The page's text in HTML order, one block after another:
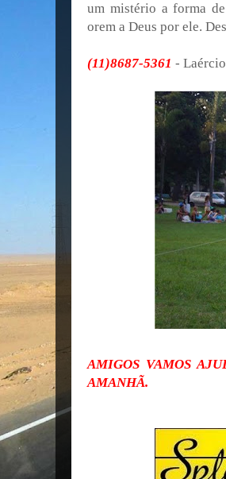
um mistério a forma
orem a Deus por ele.
(11)8687-5361 -
AMIGOS VAMOS
AMANHÃ.